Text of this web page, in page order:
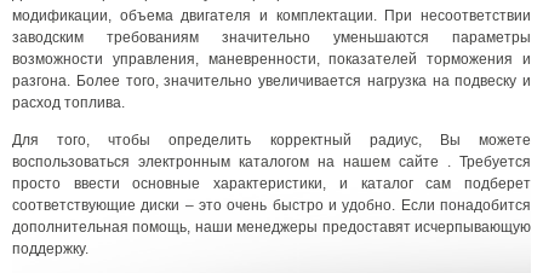
модификации, объема двигателя и комплектации. При несоответствии
заводским требованиям значительно уменьшаются параметры
возможности управления, маневренности, показателей торможения и
разгона. Более того, значительно увеличивается нагрузка на подвеску и
расход топлива.
Для того, чтобы определить корректный радиус, Вы можете
воспользоваться электронным каталогом на нашем сайте . Требуется
просто ввести основные характеристики, и каталог сам подберет
соответствующие диски – это очень быстро и удобно. Если понадобится
дополнительная помощь, наши менеджеры предоставят исчерпывающую
поддержку.